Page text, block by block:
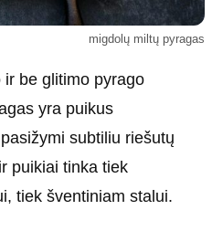
migdolų miltų pyragas
be glitimo pyrago
yra puikus
subtiliu riešutų
puikiai tinka tiek
tiek šventiniam stalui.